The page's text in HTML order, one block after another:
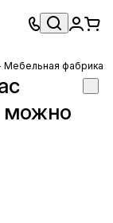
Мебельная фабрика
можно